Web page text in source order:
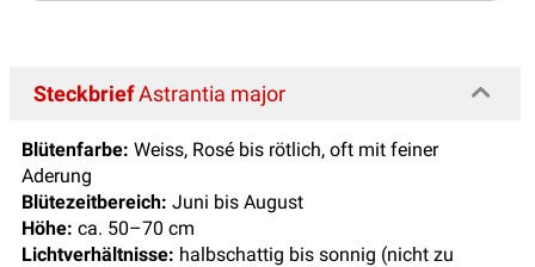
SteckbriefAstrantia major
Blütenfarbe: Weiss, Rosé bis rötlich, oft mit feiner
Aderung
Blütezeitbereich: Juni bis August
Höhe: ca. 50–70 cm
Lichtverhältnisse: halbschattig bis sonnig (nicht zu